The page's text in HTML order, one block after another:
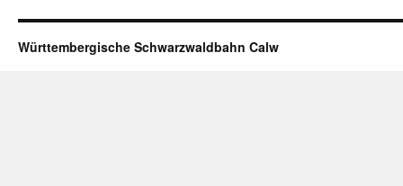
Württembergische Schwarzwaldbahn Calw